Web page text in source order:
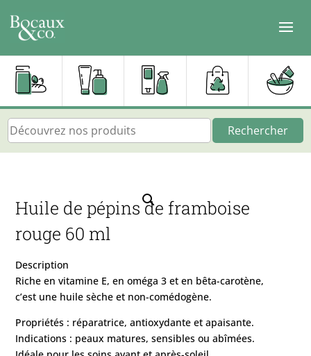
Rechercher
Huile de pépins de framboise
rouge 60 ml
Description
Riche en vitamine E, en oméga 3 et en bêta-carotène,
c’est une huile sèche et non-comédogène.
Propriétés : réparatrice, antioxydante et apaisante.
Indications : peaux matures, sensibles ou abîmées.